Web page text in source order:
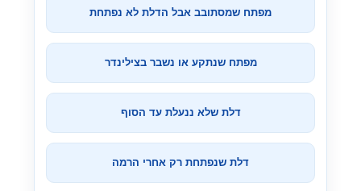
מפתח שמסתובב אבל הדלת לא נפתחת
מפתח שנתקע או נשבר בצילינדר
דלת שלא ננעלת עד הסוף
דלת שנפתחת רק אחרי הרמה